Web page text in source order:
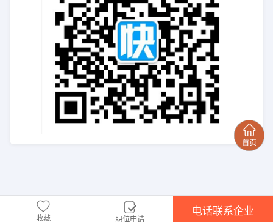
收藏 职位申请
电话联系企业